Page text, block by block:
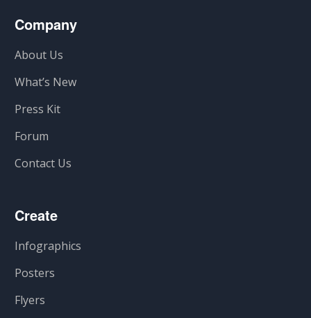
Company
About Us
What’s New
Press Kit
Forum
Contact Us
Create
Infographics
Posters
Flyers